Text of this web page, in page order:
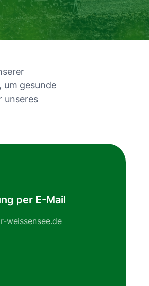
gesunde
unseres
per E-Mail
weissensee.de